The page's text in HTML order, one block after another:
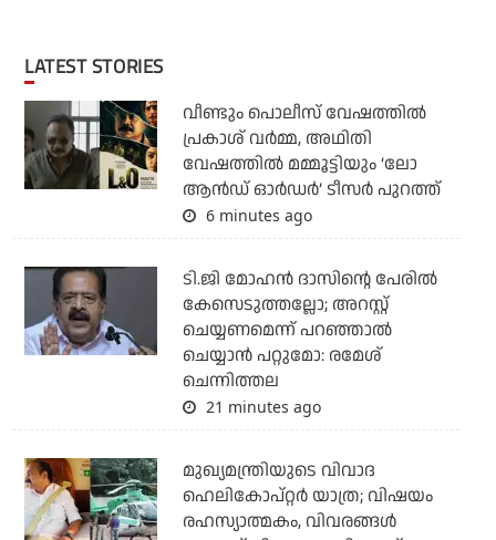
LATEST STORIES
വീണ്ടും പൊലീസ് വേഷത്തിൽ
പ്രകാശ് വർമ്മ, അഥിതി
വേഷത്തിൽ മമ്മൂട്ടിയും ‘ലോ
ആൻഡ് ഓർഡർ’ ടീസർ പുറത്ത്
6 minutes ago
ടി.ജി മോഹന്‍ ദാസിന്റെ പേരില്‍
കേസെടുത്തല്ലോ; അറസ്റ്റ്
ചെയ്യണമെന്ന് പറഞ്ഞാല്‍
ചെയ്യാന്‍ പറ്റുമോ: രമേശ്
ചെന്നിത്തല
21 minutes ago
മുഖ്യമന്ത്രിയുടെ വിവാദ
ഹെലികോപ്റ്റര്‍ യാത്ര; വിഷയം
രഹസ്യാത്മകം, വിവരങ്ങള്‍